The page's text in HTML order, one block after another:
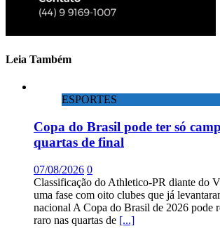
Leia Também
ESPORTES
Copa do Brasil pode ter só
quartas de final
07/08/2026 0
Classificação do Athletico-PR diante do
uma fase com oito clubes que já
nacional A Copa do Brasil de 2026 pode
raro nas quartas de [...]